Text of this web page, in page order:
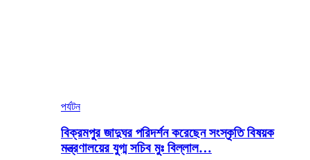
পর্যটন
বিক্রমপুর জাদুঘর পরিদর্শন করেছেন সংস্কৃতি বিষয়ক
মন্ত্রণালয়ের যুগ্ম সচিব মুঃ বিল্লাল…